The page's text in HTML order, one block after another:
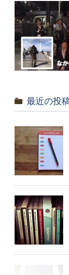
最近の投